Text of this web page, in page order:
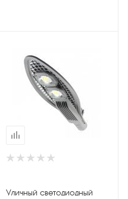
Уличный светодиодный